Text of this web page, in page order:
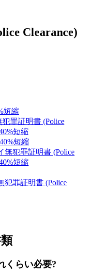
Clearance)
短縮
罪証明書 (Police
短縮
短縮
無犯罪証明書 (Police
短縮
犯罪証明書 (Police
くらい必要?